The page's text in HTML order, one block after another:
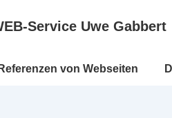
Service Uwe Gabbert
Referenzen von Webseiten